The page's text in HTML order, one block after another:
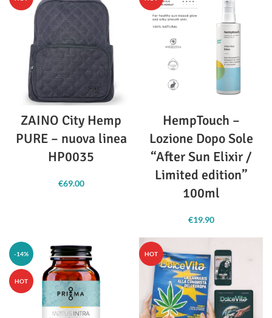
ZAINO City Hemp
PURE – nuova linea
HP0035
€69.00
HempTouch –
Lozione Dopo Sole
“After Sun Elixir /
Limited edition”
100ml
€19.90
-14%
HOT
HOT